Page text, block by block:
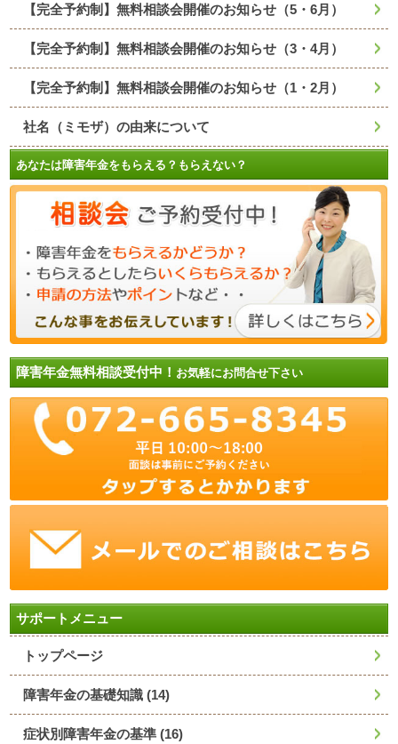
【完全予約制】無料相談会開催のお知らせ（5・6月）
【完全予約制】無料相談会開催のお知らせ（3・4月）
【完全予約制】無料相談会開催のお知らせ（1・2月）
社名（ミモザ）の由来について
あなたは障害年金をもらえる？もらえない？
障害年金無料相談受付中！ お気軽にお問合せ下さい
サポートメニュー
トップページ
障害年金の基礎知識 (14)
症状別障害年金の基準 (16)